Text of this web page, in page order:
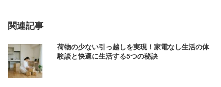
関連記事
荷物の少ない引っ越しを実現！家電なし生活の体
験談と快適に生活する5つの秘訣